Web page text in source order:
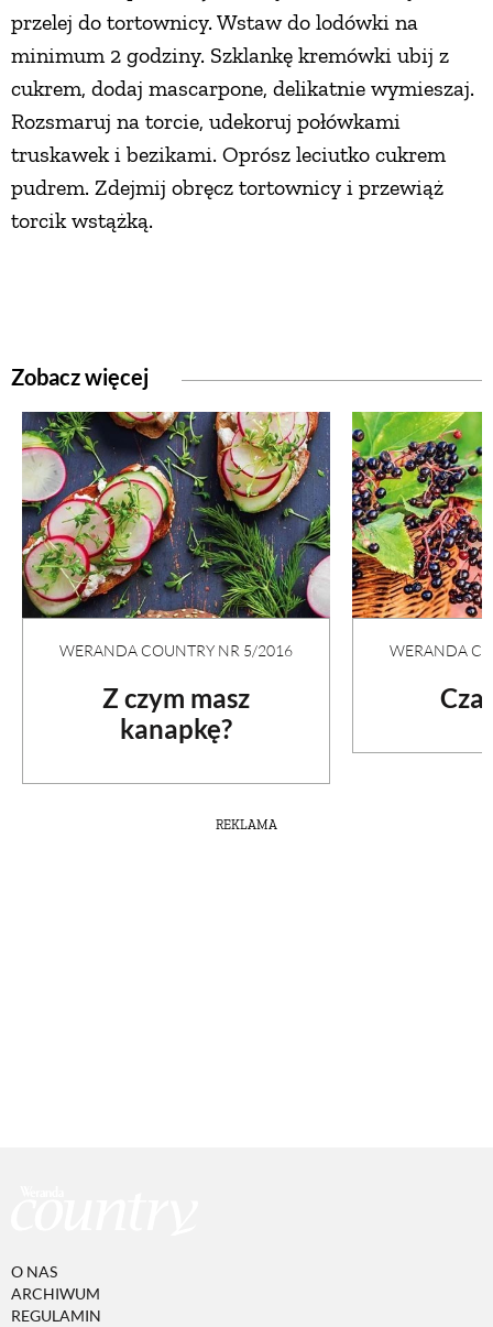
przelej do tortownicy. Wstaw do lodówki na
minimum 2 godziny. Szklankę kremówki ubij z
cukrem, dodaj mascarpone, delikatnie wymieszaj.
Rozsmaruj na torcie, udekoruj połówkami
truskawek i bezikami. Oprósz leciutko cukrem
pudrem. Zdejmij obręcz tortownicy i przewiąż
torcik wstążką.
Zobacz więcej
WERANDA COUNTRY NR 5/2016
Z czym masz
kanapkę?
WERANDA
REKLAMA
O NAS
ARCHIWUM
REGULAMIN